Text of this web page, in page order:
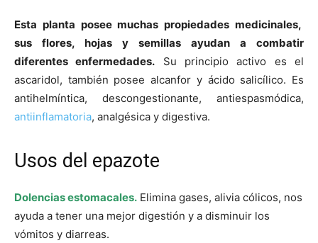
Esta planta posee muchas propiedades medicinales,
sus flores, hojas y semillas ayudan a combatir
diferentes enfermedades. Su principio activo es el
ascaridol, también posee alcanfor y ácido salicílico. Es
antihelmíntica, descongestionante, antiespasmódica,
antiinflamatoria, analgésica y digestiva.
Usos del epazote
Dolencias estomacales. Elimina gases, alivia cólicos, nos
ayuda a tener una mejor digestión y a disminuir los
vómitos y diarreas.